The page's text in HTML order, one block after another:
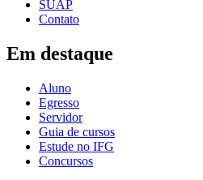
SUAP
Contato
Em destaque
Aluno
Egresso
Servidor
Guia de cursos
Estude no IFG
Concursos